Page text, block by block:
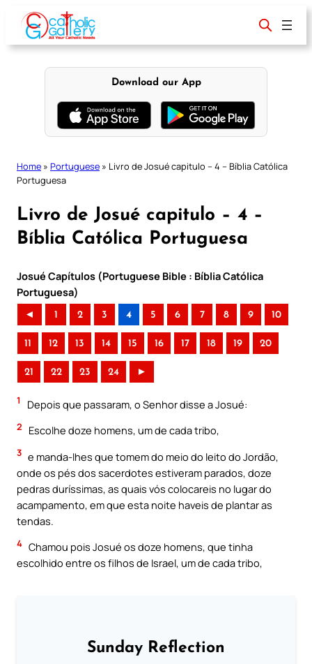
content
Download our App
Home » Portuguese » Livro de Josué capitulo – 4 – Bíblia Católica
Portuguesa
Livro de Josué capitulo – 4 –
Bíblia Católica Portuguesa
Josué Capítulos (Portuguese Bible : Bíblia Católica
Portuguesa)
◄ 1 2 3 4 5 6 7 8 9 10
11 12 13 14 15 16 17 18 19 20
21 22 23 24 ►
1 Depois que passaram, o Senhor disse a Josué:
2 Escolhe doze homens, um de cada tribo,
3 e manda-lhes que tomem do meio do leito do Jordão,
onde os pés dos sacerdotes estiveram parados, doze
pedras duríssimas, as quais vós colocareis no lugar do
acampamento, em que esta noite haveis de plantar as
tendas.
4 Chamou pois Josué os doze homens, que tinha
escolhido entre os filhos de Israel, um de cada tribo,
Sunday Reflection